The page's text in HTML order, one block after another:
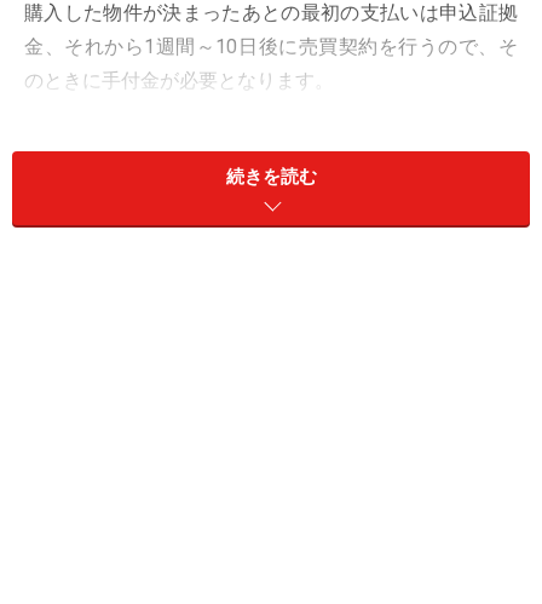
購入した物件が決まったあとの最初の支払いは申込証拠
金、それから1週間～10日後に売買契約を行うので、そ
のときに手付金が必要となります。
ちなみに申込証拠金は物件価格に関係なく5～10万円、
手付金は物件価格の10～20％が目安となります。申込証
拠金は手付金に充当できるので、物件価格が4,000万円の
続きを読む